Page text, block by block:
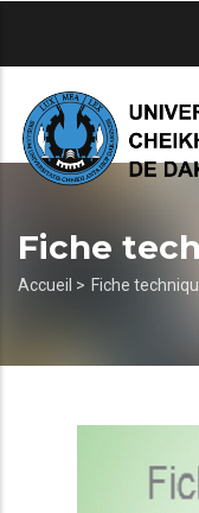
principal
Fiche
Fil
Accueil > Fiche